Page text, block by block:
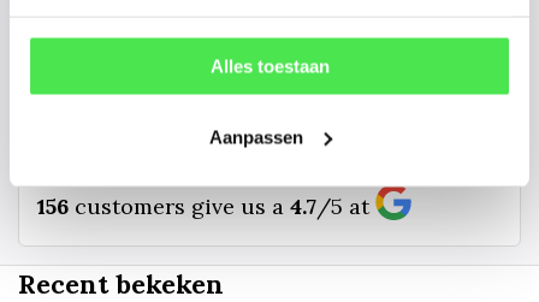
Alles toestaan
Aanpassen
info@tuinplantenbezorgd.nl
156 customers give us a 4.7/5 at
Recent bekeken